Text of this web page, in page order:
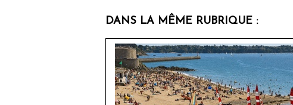
DANS LA MÊME RUBRIQUE :